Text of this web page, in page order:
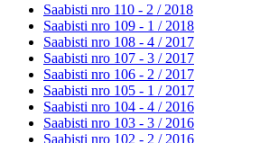
Saabisti nro 110 - 2 / 2018
Saabisti nro 109 - 1 / 2018
Saabisti nro 108 - 4 / 2017
Saabisti nro 107 - 3 / 2017
Saabisti nro 106 - 2 / 2017
Saabisti nro 105 - 1 / 2017
Saabisti nro 104 - 4 / 2016
Saabisti nro 103 - 3 / 2016
Saabisti nro 102 - 2 / 2016